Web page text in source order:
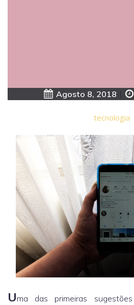
Agosto 8, 2018
tecnologia
Uma das primeiras